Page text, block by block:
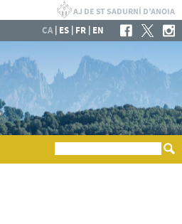
CA| ES | FR | EN